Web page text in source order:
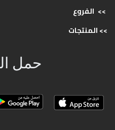
>> الفروع
>>المنتجات
حمل